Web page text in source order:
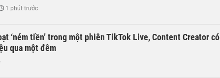
1 phút trước
‘ném tiền’ trong một phiên TikTok Live, Content Creator có
qua một đêm